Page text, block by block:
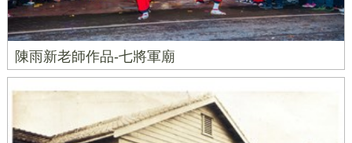
陳雨新老師作品-七將軍廟